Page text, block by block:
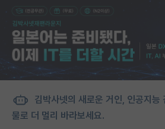
김박사넷의 새로운 거인, 인공지능
물로 더 멀리 바라보세요.